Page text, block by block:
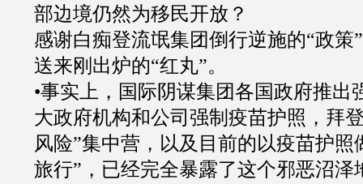
部边境仍然为移民开放？
感谢白痴登流氓集团倒行逆施的“政策”
送来刚出炉的“红丸”。
•事实上，国际阴谋集团各国政府推出
大政府机构和公司强制疫苗护照，拜
风险”集中营，以及目前的以疫苗护照
旅行” ，已经完全暴露了这个邪恶沼